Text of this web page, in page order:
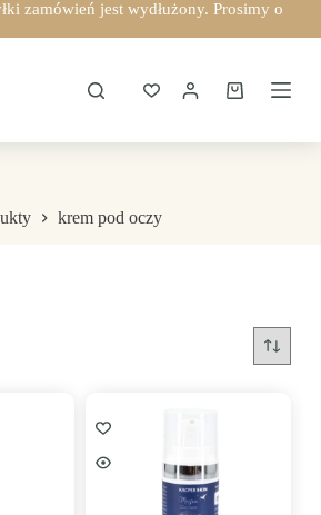
zamówień jest wydłużony. Prosimy o
Koszyk
krem pod oczy